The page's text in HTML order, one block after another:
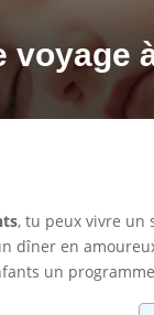
, tu peux vivre un
dîner en
un